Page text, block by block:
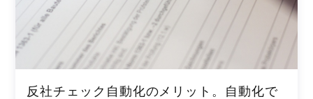
反社チェック自動化のメリット。自動化で